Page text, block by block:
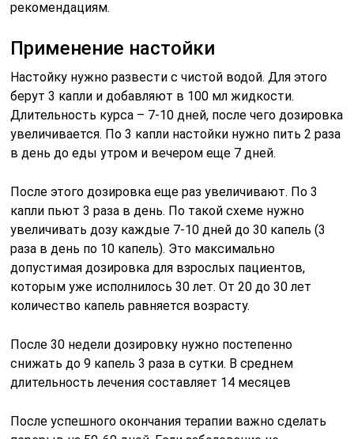
рекомендациям.
Применение настойки
Настойку нужно развести с чистой водой. Для этого
берут 3 капли и добавляют в 100 мл жидкости.
Длительность курса – 7-10 дней, после чего дозировка
увеличивается. По 3 капли настойки нужно пить 2 раза
в день до еды утром и вечером еще 7 дней.
После этого дозировка еще раз увеличивают. По 3
капли пьют 3 раза в день. По такой схеме нужно
увеличивать дозу каждые 7-10 дней до 30 капель (3
раза в день по 10 капель). Это максимально
допустимая дозировка для взрослых пациентов,
которым уже исполнилось 30 лет. От 20 до 30 лет
количество капель равняется возрасту.
После 30 недели дозировку нужно постепенно
снижать до 9 капель 3 раза в сутки. В среднем
длительность лечения составляет 14 месяцев
После успешного окончания терапии важно сделать